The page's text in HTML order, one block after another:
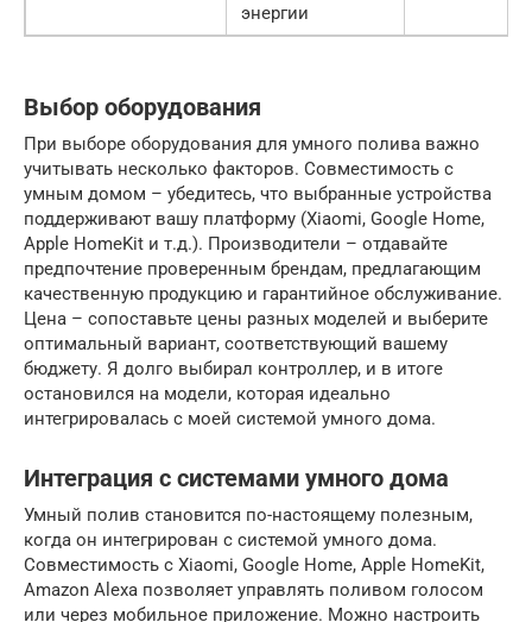
энергии
Выбор оборудования
При выборе оборудования для умного полива важно
учитывать несколько факторов. Совместимость с
умным домом – убедитесь, что выбранные устройства
поддерживают вашу платформу (Xiaomi, Google Home,
Apple HomeKit и т.д.). Производители – отдавайте
предпочтение проверенным брендам, предлагающим
качественную продукцию и гарантийное обслуживание.
Цена – сопоставьте цены разных моделей и выберите
оптимальный вариант, соответствующий вашему
бюджету. Я долго выбирал контроллер, и в итоге
остановился на модели, которая идеально
интегрировалась с моей системой умного дома.
Интеграция с системами умного дома
Умный полив становится по-настоящему полезным,
когда он интегрирован с системой умного дома.
Совместимость с Xiaomi, Google Home, Apple HomeKit,
Amazon Alexa позволяет управлять поливом голосом
или через мобильное приложение. Можно настроить